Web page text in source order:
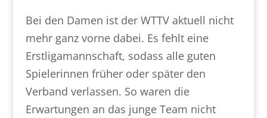
Bei den Damen ist der WTTV aktuell nicht
mehr ganz vorne dabei. Es fehlt eine
Erstligamannschaft, sodass alle guten
Spielerinnen früher oder später den
Verband verlassen. So waren die
Erwartungen an das junge Team nicht